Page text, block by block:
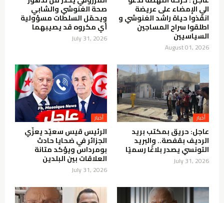
الي الإمضاء على عريضة
انقذوا حياة راشد الغنوشي و
اطلقوا سراح المساجين
السياسيين
August 01, 2026
صحة الغنوشي والشابي
ويحمّل السلطات مسؤولية
أي مكروه قد يصيبهما
July 31, 2026
أخبار
عاجل: حريق بمكتب بريد
الرديف بقفصة.. والبريد
التونسي يصدر بلاغًا رسميًا
July 31, 2026
أخبار
الرئيس قيس سعيّد يعزّي
الجزائر في ضحايا حادث
بومرداس ويؤكد متانة
العلاقات بين البلدين
July 31, 2026